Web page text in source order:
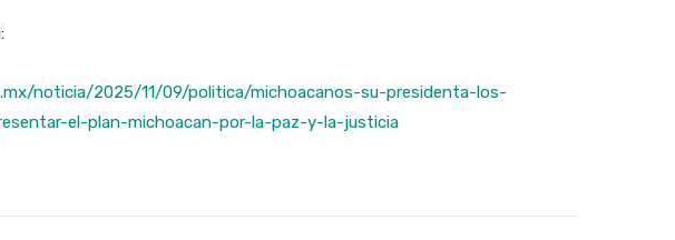
noticia/2025/11/09/politica/michoacanos-su-presidenta-los-
el-plan-michoacan-por-la-paz-y-la-justicia